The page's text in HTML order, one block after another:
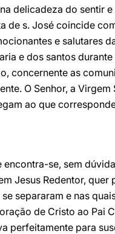
delicadeza do sentir
de s. José coincide
e salutares
e dos santos
concernente as
O Senhor, a Virgem
ao que
se, sem
Jesus Redentor, quer
separaram e nas
de Cristo ao Pai
perfeitamente para